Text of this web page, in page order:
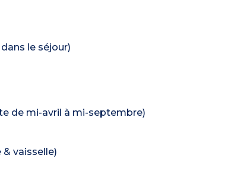
le séjour)
de mi-avril à mi-septembre)
vaisselle)